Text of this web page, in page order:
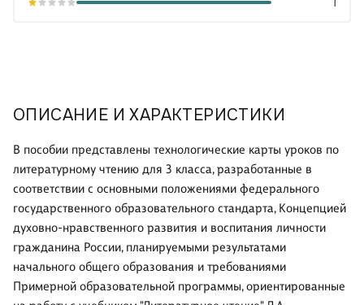
ОПИСАНИЕ И ХАРАКТЕРИСТИКИ
В пособии представлены технологические карты уроков по
литературному чтению для 3 класса, разработанные в
соответствии с основными положениями федерального
государственного образовательного стандарта, Концепцией
духовно-нравственного развития и воспитания личности
гражданина России, планируемыми результатами
начального общего образования и требованиями
Примерной образовательной программы, ориентированные